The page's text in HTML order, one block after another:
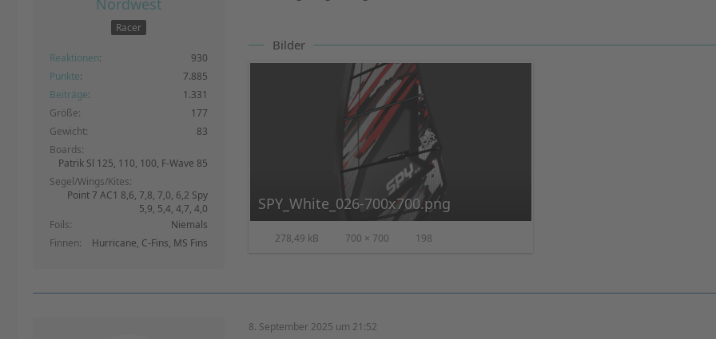
Nordwest
Racer
Reaktionen
930
Punkte
7.885
Beiträge
1.331
Größe
177
Gewicht
83
Boards
Patrik Sl 125, 110, 100, F-Wave 85
Segel/Wings/Kites
Point 7 AC1 8,6, 7,8, 7,0, 6,2 Spy
5,9, 5,4, 4,7, 4,0
Foils
Niemals
Finnen
Hurricane, C-Fins, MS Fins
Bilder
SPY_White_026-700x700.png
278,49 kB 700 × 700 198
8. September 2025 um 21:52